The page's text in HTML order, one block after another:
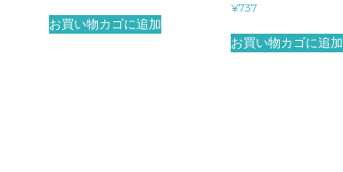
お買い物カゴに追加
¥737
お買い物カゴに追加